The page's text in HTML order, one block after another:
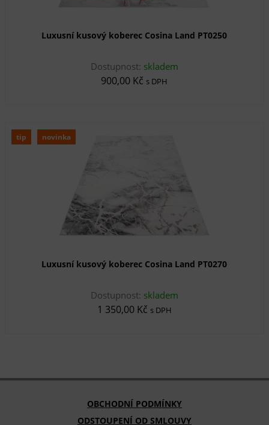
Luxusní kusový koberec Cosina Land PT0250
Dostupnost: skladem
900,00 Kč s DPH
tip novinka
Luxusní kusový koberec Cosina Land PT0270
Dostupnost: skladem
1 350,00 Kč s DPH
OBCHODNÍ PODMÍNKY
ODSTOUPENÍ OD SMLOUVY